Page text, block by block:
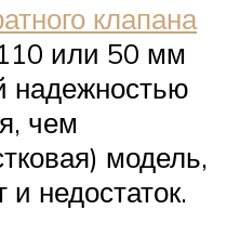
клапана
или 50 мм
надежностью
чем
модель,
и недостаток.